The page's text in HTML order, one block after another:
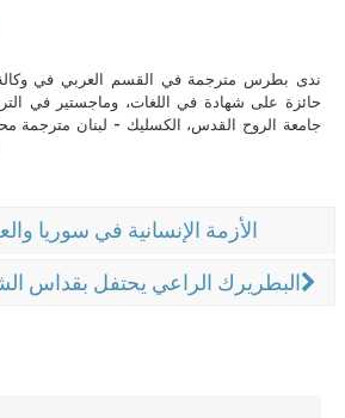
ندى بطرس مترجمة في القسم العربي في
حائزة على شهادة في اللغات، وماجستير في
جامعة الروح القدس، الكسليك - لبنان مترجمة
الأزمة الإنسانية في سوريا
البطريرك الراعي يحتفل بقداس